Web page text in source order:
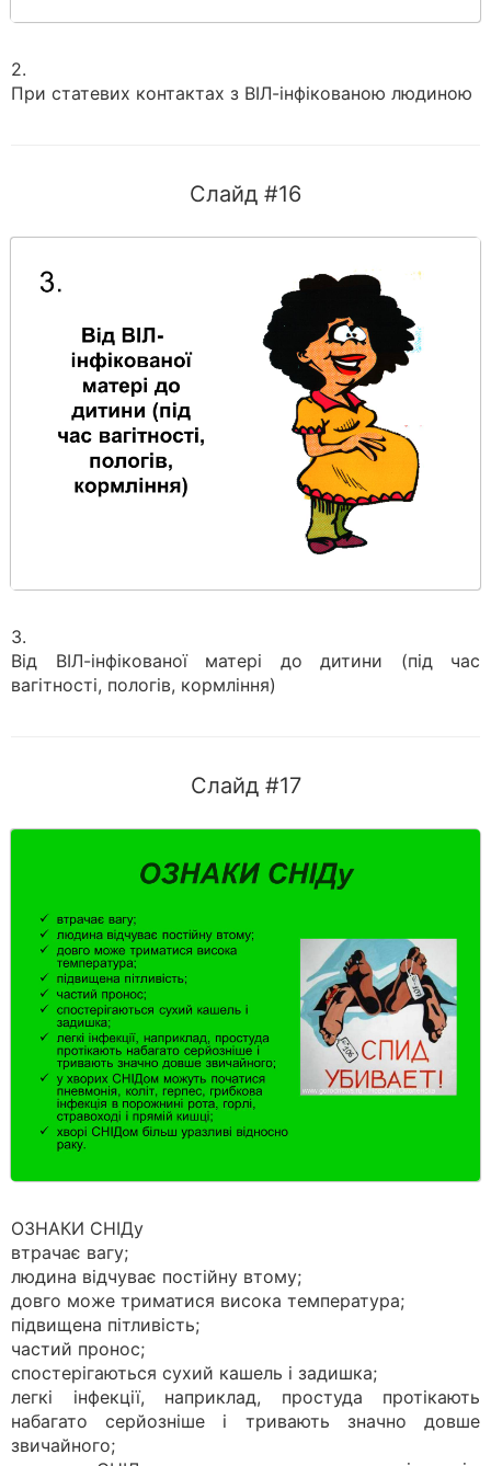
2.
При статевих контактах з ВІЛ-інфікованою людиною
Слайд #16
3.
Від ВІЛ-інфікованої матері до дитини (під час
вагітності, пологів, кормління)
Слайд #17
ОЗНАКИ СНІДу
втрачає вагу;
людина відчуває постійну втому;
довго може триматися висока температура;
підвищена пітливість;
частий пронос;
спостерігаються сухий кашель і задишка;
легкі інфекції, наприклад, простуда протікають
набагато серйозніше і тривають значно довше
звичайного;